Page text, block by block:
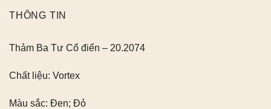
THÔNG TIN
Thảm Ba Tư Cổ điển – 20.2074
Chất liệu: Vortex
Màu sắc: Đen; Đỏ